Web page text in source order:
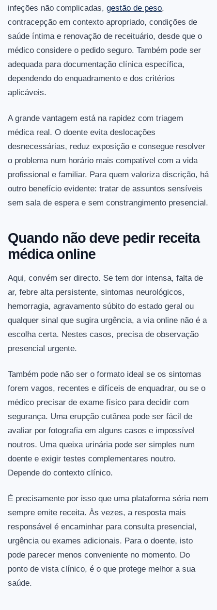
infeções não complicadas, gestão de peso,
contracepção em contexto apropriado, condições de
saúde íntima e renovação de receituário, desde que o
médico considere o pedido seguro. Também pode ser
adequada para documentação clínica específica,
dependendo do enquadramento e dos critérios
aplicáveis.
A grande vantagem está na rapidez com triagem
médica real. O doente evita deslocações
desnecessárias, reduz exposição e consegue resolver
o problema num horário mais compatível com a vida
profissional e familiar. Para quem valoriza discrição, há
outro benefício evidente: tratar de assuntos sensíveis
sem sala de espera e sem constrangimento presencial.
Quando não deve pedir receita
médica online
Aqui, convém ser directo. Se tem dor intensa, falta de
ar, febre alta persistente, sintomas neurológicos,
hemorragia, agravamento súbito do estado geral ou
qualquer sinal que sugira urgência, a via online não é a
escolha certa. Nestes casos, precisa de observação
presencial urgente.
Também pode não ser o formato ideal se os sintomas
forem vagos, recentes e difíceis de enquadrar, ou se o
médico precisar de exame físico para decidir com
segurança. Uma erupção cutânea pode ser fácil de
avaliar por fotografia em alguns casos e impossível
noutros. Uma queixa urinária pode ser simples num
doente e exigir testes complementares noutro.
Depende do contexto clínico.
É precisamente por isso que uma plataforma séria nem
sempre emite receita. Às vezes, a resposta mais
responsável é encaminhar para consulta presencial,
urgência ou exames adicionais. Para o doente, isto
pode parecer menos conveniente no momento. Do
ponto de vista clínico, é o que protege melhor a sua
saúde.